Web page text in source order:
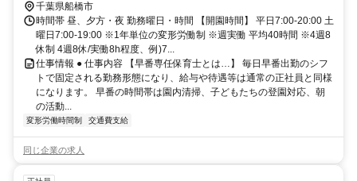
千葉県船橋市
時間帯 昼、夕方・夜 勤務曜日・時間 【開園時間】 平日7:00-20:00 土
曜日7:00-19:00 ※1年単位の変形労働制 ※週実働 平均40時間 ※4週8
休制 4週8休/実働8h程度、例)7...
仕事情報 ● 仕事内容 【早番専任保育士とは…】 毎日早番出勤のシフ
トで固定される勤務形態になり、給与や待遇等は通常の正社員と同様
になります。 早番の時間帯は園内清掃、子どもたちの登園対応、朝
の活動...
変形労働時間制 交通費支給
同じ企業の求人